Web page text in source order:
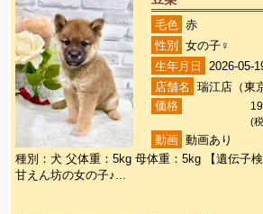
毛色 赤
性別
女の子♀
生年月日
2026-05-
店舗名
瑞江店（東
価格
(
動画
動画あり
種別：犬 父体重：5kg 母体重：5kg 【遺伝子
甘えん坊の女の子♪...